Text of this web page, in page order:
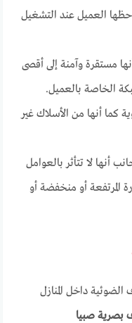
العميل عند التشغيل
مستقرة وآمنة إلى أقصى
الخاصة بالعميل.
كما أنها من الأسلاك غير
أنها لا تتأثر بالعوامل
المرتفعة أو منخفضة أو
داخل المنازل
بصرية صبيا